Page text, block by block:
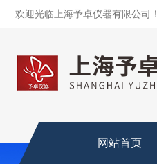
欢迎光临上海予卓仪器有限公司！
网站首页